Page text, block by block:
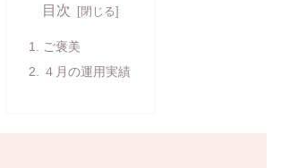
目次
ご褒美
４月の運用実績